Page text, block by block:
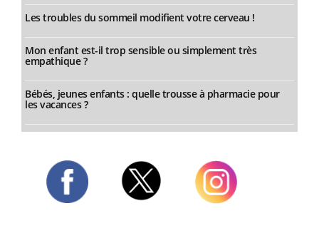
Les troubles du sommeil modifient votre cerveau !
Mon enfant est-il trop sensible ou simplement très
empathique ?
Bébés, jeunes enfants : quelle trousse à pharmacie pour
les vacances ?